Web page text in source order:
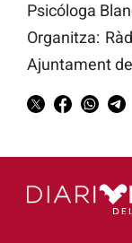
Psicóloga
Organitza:
Ajuntament